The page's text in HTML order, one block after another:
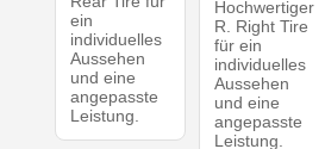
ein
individuelles
Aussehen
und eine
angepasste
Leistung.
Hochwertiger
R. Right Tire
für ein
individuelles
Aussehen
und eine
angepasste
Leistung.